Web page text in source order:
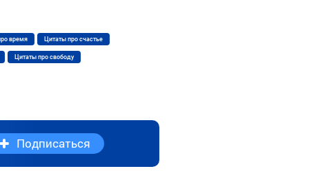
время Цитаты про счастье
Цитаты про свободу
Подписаться